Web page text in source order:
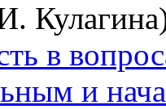
в
и